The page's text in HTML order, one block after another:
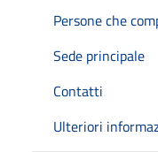
Persone che
Sede principale
Contatti
Ulteriori